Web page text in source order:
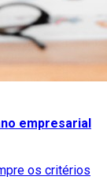
empresarial